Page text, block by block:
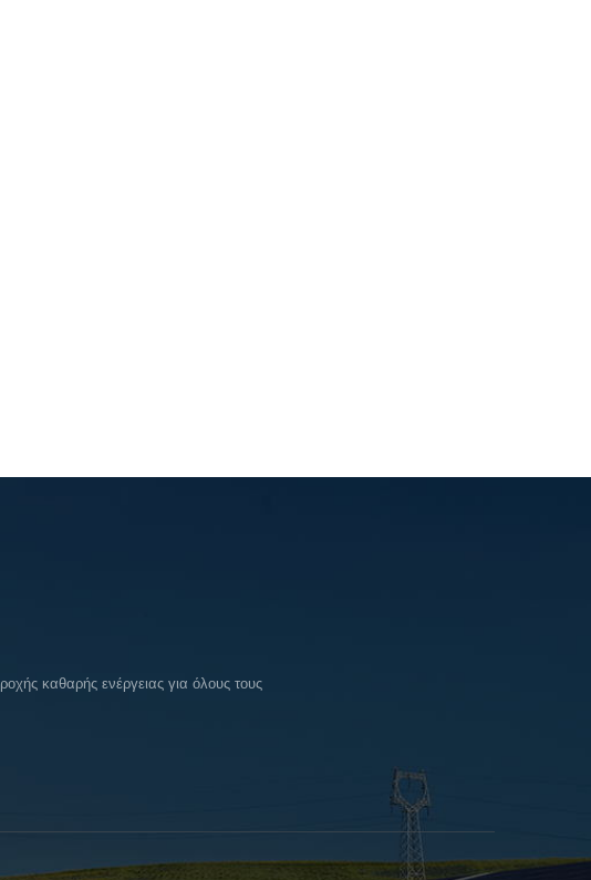
καθαρής ενέργειας για όλους τους